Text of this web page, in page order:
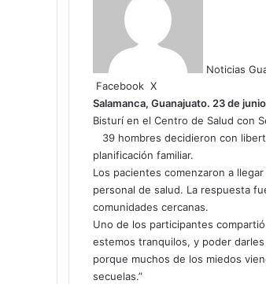
Noticias
Facebook X
h
a
t
s
A
p
o
m
p
a
r
t
o
Salamanca, Guanajuato. 23de
Bisturí en el Centro de Salud con
39 hombres decidieron con
planificación familiar.
Los pacientes comenzaron a
personal de salud. La respuesta
comunidades cercanas.
Uno de los participantes
estemos tranquilos, y poder
porque muchos de los miedos
secuelas.”